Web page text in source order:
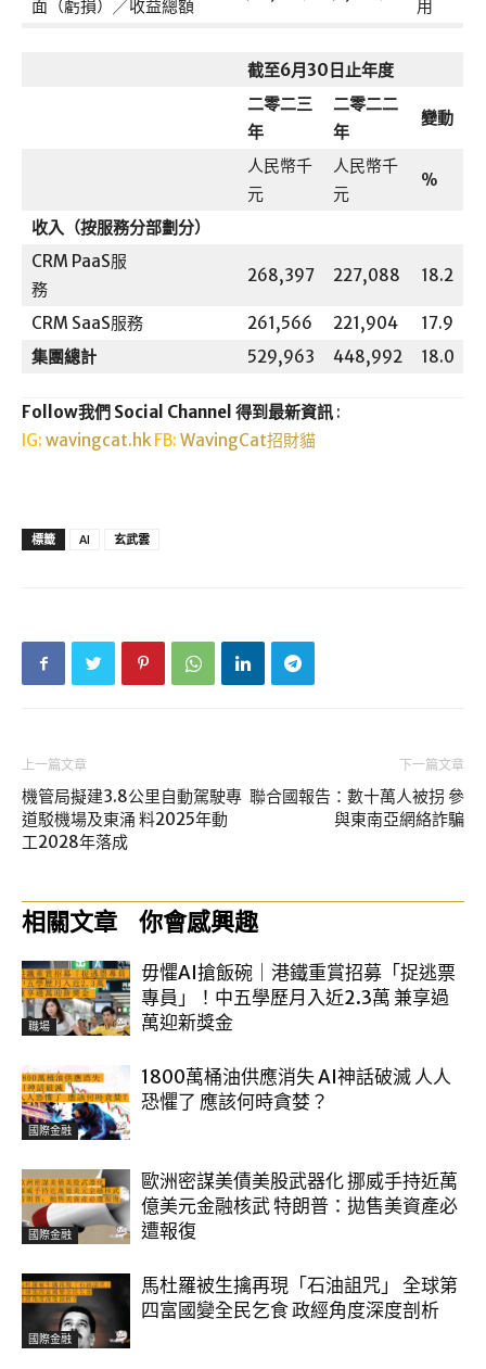
面（虧損）╱收益總額 用
截至6月30日止年度
二零二三
年
二零二二
年
變動
人民幣千
元
人民幣千
元
%
收入（按服務分部劃分）
CRM PaaS服
務
268,397 227,088 18.2
CRM SaaS服務 261,566 221,904
17.9
集團總計
529,963 448,992 18.0
Follow我們 Social Channel 得到最新資訊 :
IG: wavingcat.hk FB: WavingCat招財貓
標籤 AI 玄武雲
上一篇文章
機管局擬建3.8公里自動駕駛專
道駁機場及東涌 料2025年動
工2028年落成
下一篇文章
聯合國報告：數十萬人被拐 參
與東南亞網絡詐騙
相關文章 你會感興趣
職場
毋懼AI搶飯碗｜港鐵重賞招募「捉逃票
專員」！中五學歷月入近2.3萬 兼享過
萬迎新獎金
國際金融
1800萬桶油供應消失 AI神話破滅 人人
恐懼了 應該何時貪婪？
國際金融
歐洲密謀美債美股武器化 挪威手持近萬
億美元金融核武 特朗普：拋售美資產必
遭報復
國際金融
馬杜羅被生擒再現「石油詛咒」 全球第
四富國變全民乞食 政經角度深度剖析